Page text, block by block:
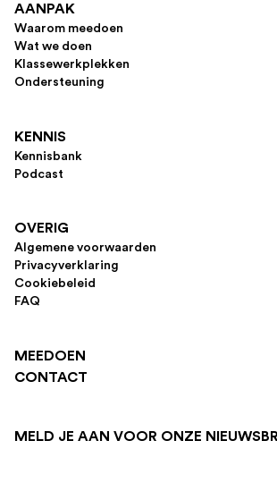
AANPAK
Waarom meedoen
Wat we doen
Klassewerkplekken
Ondersteuning
KENNIS
Kennisbank
Podcast
OVERIG
Algemene voorwaarden
Privacyverklaring
Cookiebeleid
FAQ
MEEDOEN
CONTACT
MELD JE AAN VOOR ONZE